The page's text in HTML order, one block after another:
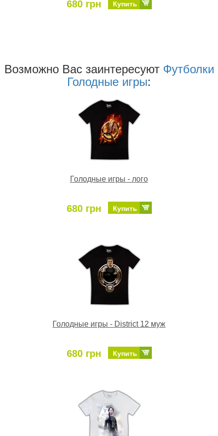
680 грн Купить
Возможно Ваc заинтересуют Футболки
Голодные игры:
Голодные игры - лого
680 грн Купить
Голодные игры - District 12 муж
680 грн Купить